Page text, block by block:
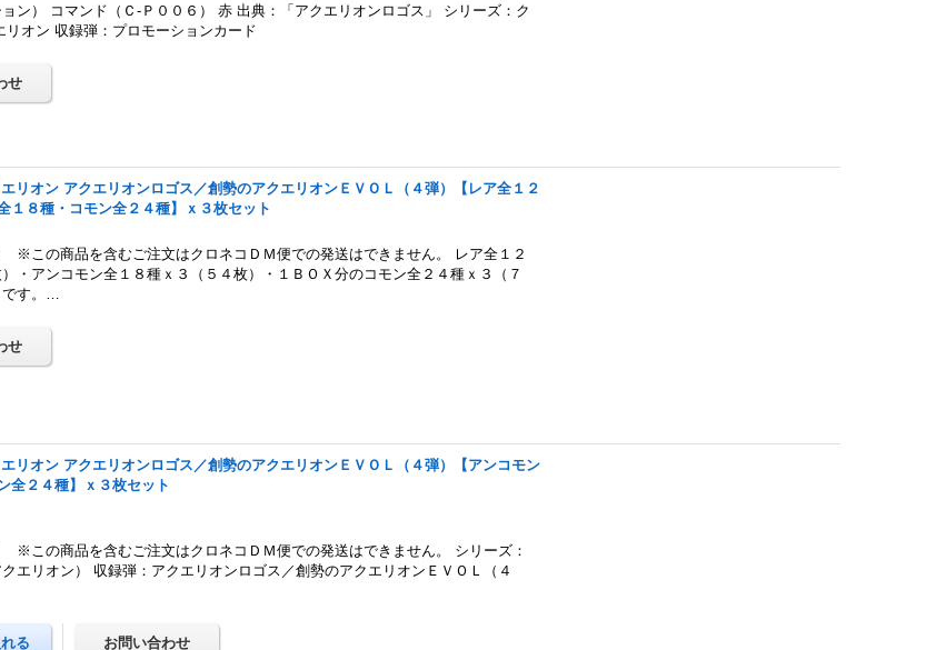
ョン） コマンド（Ｃ-Ｐ００６） 赤 出典：「アクエリオンロゴス」 シリーズ：ク
リオン 収録弾：プロモーションカード
リオン アクエリオンロゴス／創勢のアクエリオンＥＶＯＬ（４弾）【レア全１２
１８種・コモン全２４種】ｘ３枚セット
※この商品を含むご注文はクロネコＤＭ便での発送はできません。 レア全１２
・アンコモン全１８種ｘ３（５４枚）・１ＢＯＸ分のコモン全２４種ｘ３（７
です。…
リオン アクエリオンロゴス／創勢のアクエリオンＥＶＯＬ（４弾）【アンコモン
全２４種】ｘ３枚セット
※この商品を含むご注文はクロネコＤＭ便での発送はできません。 シリーズ：
エリオン） 収録弾：アクエリオンロゴス／創勢のアクエリオンＥＶＯＬ（４